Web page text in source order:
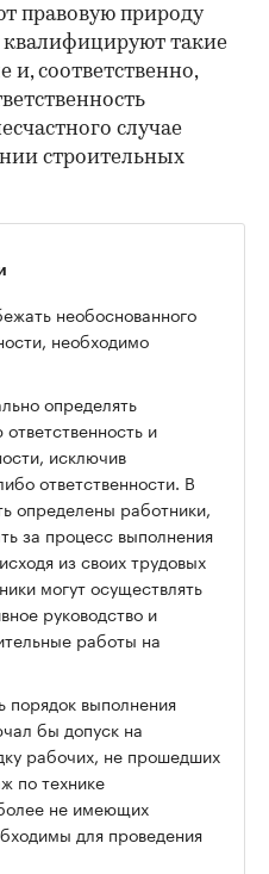
правовую природу
такие
соответственно,
случае
строительных
необоснованного
необходимо
определять
и
исключив
ответственности. В
определены работники,
за процесс выполнения
из своих трудовых
могут осуществлять
руководство и
работы на
порядок выполнения
бы допуск на
рабочих, не прошедших
по технике
не имеющих
для проведения